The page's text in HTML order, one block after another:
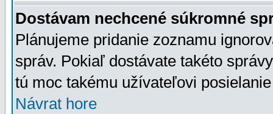
Dostávam nechcené súkromné
Plánujeme pridanie zoznamu
správ. Pokiaľ dostávate takéto
tú moc takému užívateľovi
Návrat hore